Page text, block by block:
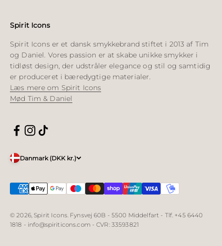
Spirit Icons
Spirit Icons er et dansk smykkebrand stiftet i 2013 af Tim
og Daniel. Vores passion er at skabe unikke smykker i
tidløst design, der udstråler elegance og stil og samtidig
er produceret i bæredygtige materialer.
Læs mere om Spirit Icons
Mød Tim & Daniel
Danmark (DKK kr.)
© 2026, Spirit Icons. Fynsvej 60B - 5500 Middelfart - Tlf. +45 6440
1818 - info@spiriticons.com - CVR: 33593821